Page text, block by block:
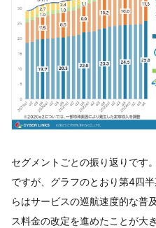
セグメントごとの振り返りです
ですが、グラフのとおり第4四
らはサービスの巡航速度的な普
ス料金の改定を進めたことが大